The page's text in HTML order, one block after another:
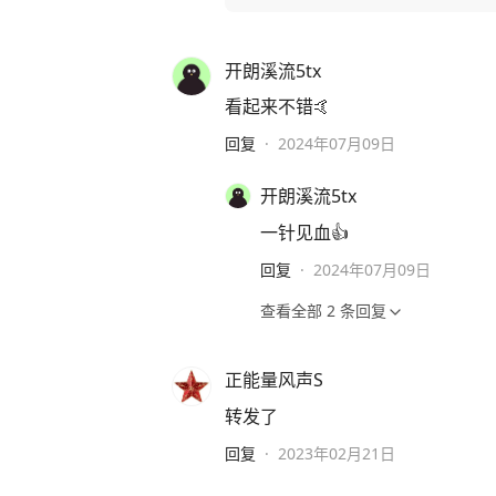
开朗溪流5tx
看起来不错🤙
回复 · 2024年07月09日
开朗溪流5tx
一针见血👍
回复 · 2024年07月09日
查看全部 2 条回复
正能量风声S
转发了
回复 · 2023年02月21日